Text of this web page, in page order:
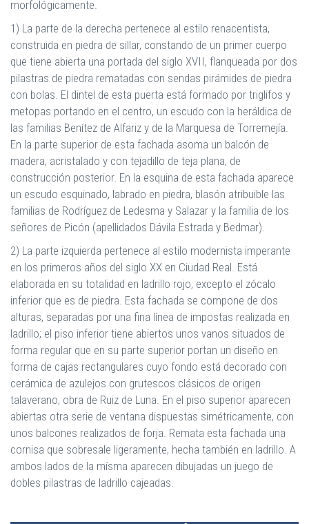
morfológicamente.
1) La parte de la derecha pertenece al estilo renacentista,
construida en piedra de sillar, constando de un primer cuerpo
que tiene abierta una portada del siglo XVII, flanqueada por dos
pilastras de piedra rematadas con sendas pirámides de piedra
con bolas. El dintel de esta puerta está formado por triglifos y
metopas portando en el centro, un escudo con la heráldica de
las familias Benítez de Alfariz y de la Marquesa de Torremejía.
En la parte superior de esta fachada asoma un balcón de
madera, acristalado y con tejadillo de teja plana, de
construcción posterior. En la esquina de esta fachada aparece
un escudo esquinado, labrado en piedra, blasón atribuible las
familias de Rodríguez de Ledesma y Salazar y la familia de los
señores de Picón (apellidados Dávila Estrada y Bedmar).
2) La parte izquierda pertenece al estilo modernista imperante
en los primeros años del siglo XX en Ciudad Real. Está
elaborada en su totalidad en ladrillo rojo, excepto el zócalo
inferior que es de piedra. Esta fachada se compone de dos
alturas, separadas por una fina línea de impostas realizada en
ladrillo; el piso inferior tiene abiertos unos vanos situados de
forma regular que en su parte superior portan un diseño en
forma de cajas rectangulares cuyo fondo está decorado con
cerámica de azulejos con grutescos clásicos de origen
talaverano, obra de Ruiz de Luna. En el piso superior aparecen
abiertas otra serie de ventana dispuestas simétricamente, con
unos balcones realizados de forja. Remata esta fachada una
cornisa que sobresale ligeramente, hecha también en ladrillo. A
ambos lados de la mísma aparecen dibujadas un juego de
dobles pilastras de ladrillo cajeadas.